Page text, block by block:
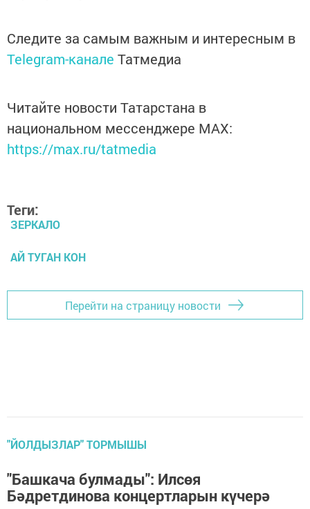
Следите за самым важным и интересным в
Telegram-канале Татмедиа
Читайте новости Татарстана в
национальном мессенджере MАХ:
https://max.ru/tatmedia
Теги:
ЗЕРКАЛО
АЙ ТУГАН КОН
Перейти на страницу новости
"ЙОЛДЫЗЛАР" ТОРМЫШЫ
"Башкача булмады": Илсөя
Бәдретдинова концертларын күчерә